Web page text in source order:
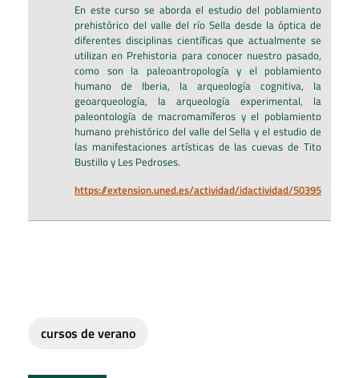
En este curso se aborda el estudio del poblamiento
prehistórico del valle del río Sella desde la óptica de
diferentes disciplinas científicas que actualmente se
utilizan en Prehistoria para conocer nuestro pasado,
como son la paleoantropología y el poblamiento
humano de Iberia, la arqueología cognitiva, la
geoarqueología, la arqueología experimental, la
paleontología de macromamíferos y el poblamiento
humano prehistórico del valle del Sella y el estudio de
las manifestaciones artísticas de las cuevas de Tito
Bustillo y Les Pedroses.
https://extension.uned.es/actividad/idactividad/50395
cursos de verano